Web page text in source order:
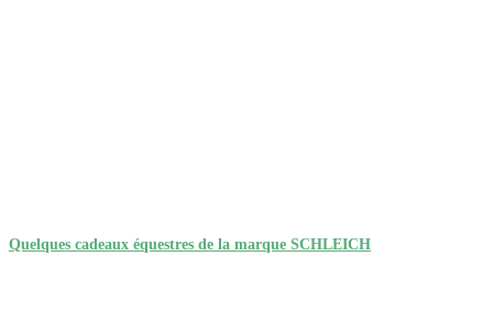
Quelques cadeaux équestres de la marque SCHLEICH